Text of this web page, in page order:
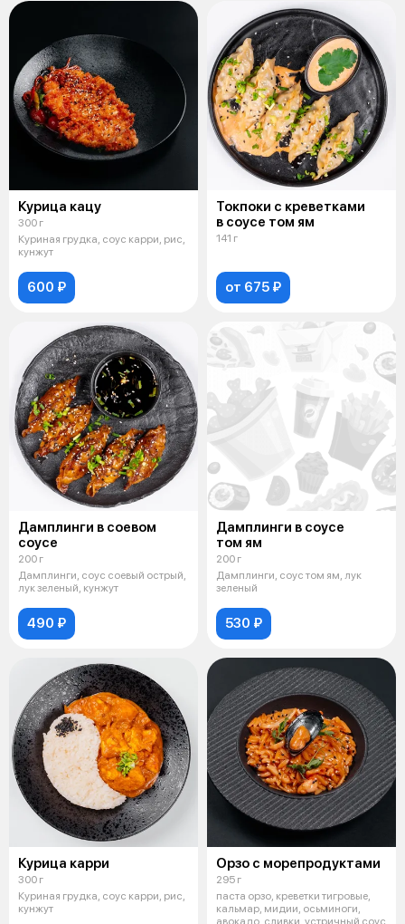
Курица кацу
300 г
Куриная грудка, соус карри, рис,
кунжут
600 ₽
Токпоки с креветками
в соусе том ям
141 г
от 675 ₽
Дамплинги в соевом
соусе
200 г
Дамплинги, соус соевый острый,
лук зеленый, кунжут
490 ₽
Дамплинги в соусе
том ям
200 г
Дамплинги, соус том ям, лук
зеленый
530 ₽
Курица карри
300 г
Куриная грудка, соус карри, рис,
кунжут
Орзо с морепродуктами
295 г
паста орзо, креветки тигровые,
кальмар, мидии, осьминоги,
авокадо, сливки, устричный соус